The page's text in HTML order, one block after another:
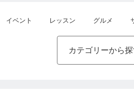
イベント レッスン グルメ
カテゴリーから